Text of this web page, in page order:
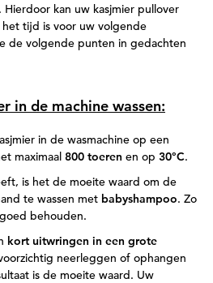
Hierdoor kan uw kasjmier pullover
het tijd is voor uw volgende
de volgende punten in gedachten
in de machine wassen:
in de wasmachine op een
maximaal 800 toeren en op 30°C.
is het de moeite waard om de
te wassen met babyshampoo. Zo
behouden.
kort uitwringen in een grote
neerleggen of ophangen
is de moeite waard. Uw